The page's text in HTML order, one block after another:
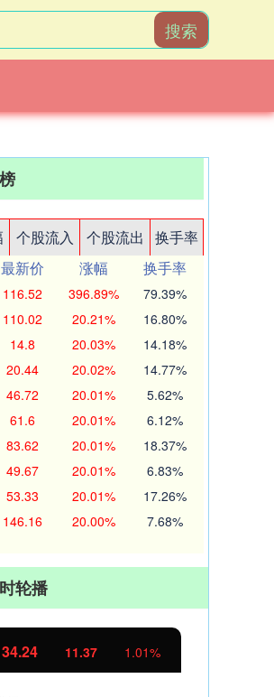
搜索
个股流入 个股流出
换手率
最新价 涨幅
换手率
116.52 396.89% 79.39%
110.02 20.21% 16.80%
14.8 20.03% 14.18%
20.44 20.02% 14.77%
46.72 20.01% 5.62%
61.6 20.01% 6.12%
83.62 20.01% 18.37%
49.67 20.01% 6.83%
53.33 20.01% 17.26%
146.16 20.00% 7.68%
轮播
47.56 1.35%